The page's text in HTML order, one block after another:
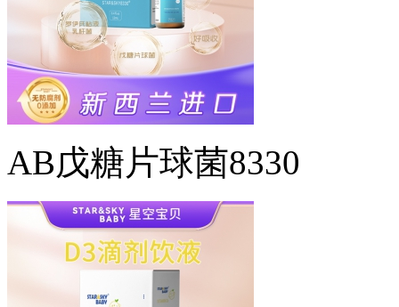
AB戊糖片球菌8330